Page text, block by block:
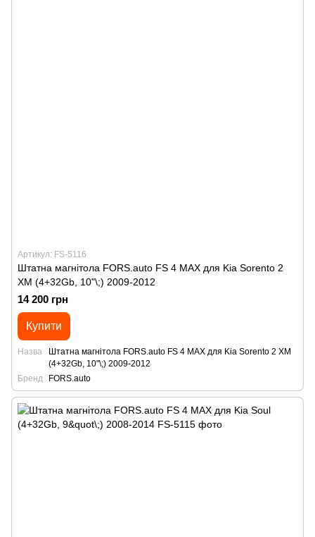
Артикул: FS-5116
Штатна магнітола FORS.auto FS 4 MAX для Kia Sorento 2
XM (4+32Gb, 10"\;) 2009-2012
14 200 грн
Купити
Назва
Штатна магнітола FORS.auto FS 4 MAX для Kia Sorento 2 XM
(4+32Gb, 10"\;) 2009-2012
Бренд
FORS.auto